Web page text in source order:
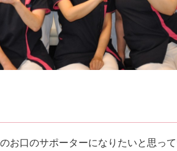
お口のサポーターになりたいと思って